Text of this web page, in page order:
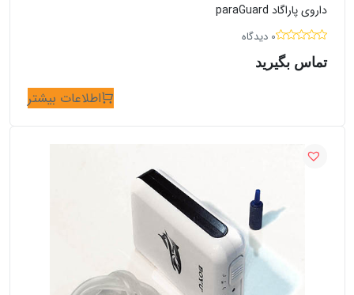
داروی پاراگاد paraGuard
0 دیدگاه
تماس بگیرید
اطلاعات بیشتر